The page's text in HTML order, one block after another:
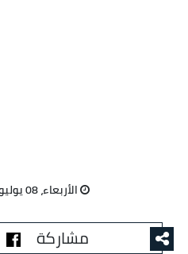
الأربعاء، 08 يوليو 2026 09:10 م
مشاركة